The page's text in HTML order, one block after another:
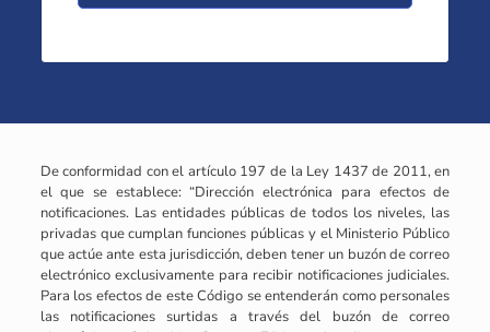
De conformidad con el artículo 197 de la Ley 1437 de 2011, en
el que se establece: “Dirección electrónica para efectos de
notificaciones. Las entidades públicas de todos los niveles, las
privadas que cumplan funciones públicas y el Ministerio Público
que actúe ante esta jurisdicción, deben tener un buzón de correo
electrónico exclusivamente para recibir notificaciones judiciales.
Para los efectos de este Código se entenderán como personales
las notificaciones surtidas a través del buzón de correo